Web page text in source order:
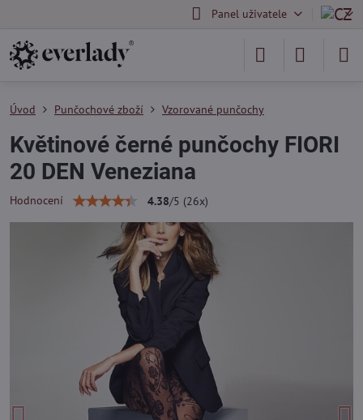
Panel uživatele
Úvod Punčochové zboží Vzorované punčochy
Květinové černé punčochy FIORI
20 DEN Veneziana
Hodnocení 4.38/5 (26x)